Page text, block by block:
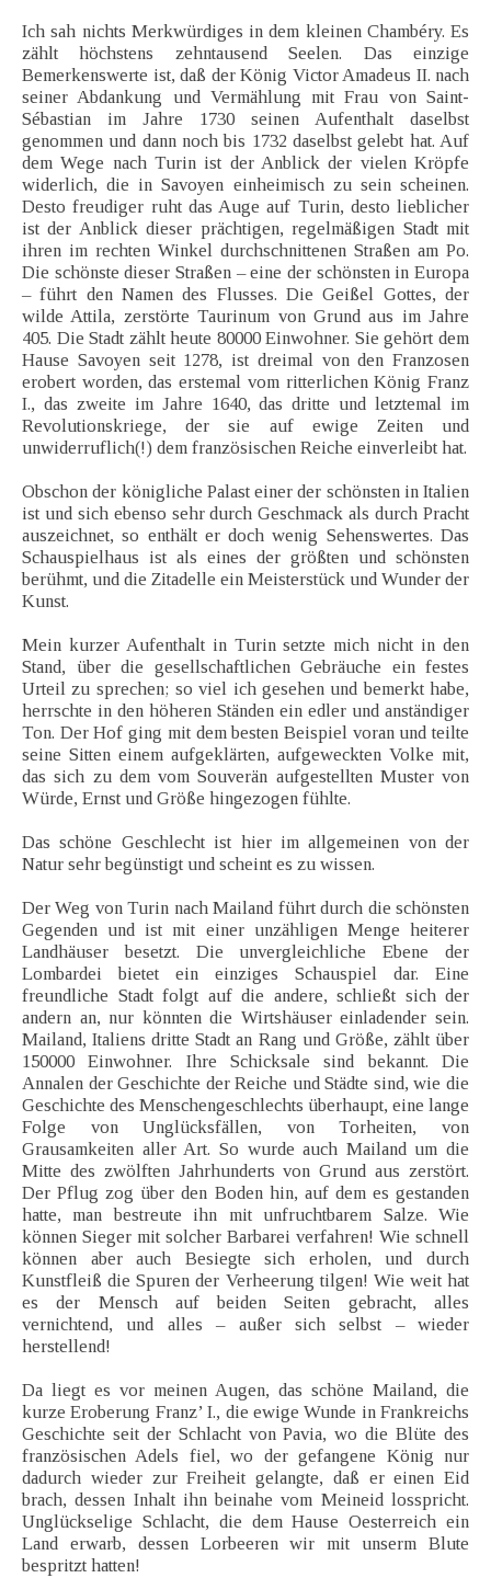
Ich sah nichts Merkwürdiges in dem kleinen Chambéry. Es
zählt höchstens zehntausend Seelen. Das einzige
Bemerkenswerte ist, daß der König Victor Amadeus II. nach
seiner Abdankung und Vermählung mit Frau von Saint-
Sébastian im Jahre 1730 seinen Aufenthalt daselbst
genommen und dann noch bis 1732 daselbst gelebt hat. Auf
dem Wege nach Turin ist der Anblick der vielen Kröpfe
widerlich, die in Savoyen einheimisch zu sein scheinen.
Desto freudiger ruht das Auge auf Turin, desto lieblicher
ist der Anblick dieser prächtigen, regelmäßigen Stadt mit
ihren im rechten Winkel durchschnittenen Straßen am Po.
Die schönste dieser Straßen – eine der schönsten in Europa
– führt den Namen des Flusses. Die Geißel Gottes, der
wilde Attila, zerstörte Taurinum von Grund aus im Jahre
405. Die Stadt zählt heute 80000 Einwohner. Sie gehört dem
Hause Savoyen seit 1278, ist dreimal von den Franzosen
erobert worden, das erstemal vom ritterlichen König Franz
I., das zweite im Jahre 1640, das dritte und letztemal im
Revolutionskriege, der sie auf ewige Zeiten und
unwiderruflich(!) dem französischen Reiche einverleibt hat.
Obschon der königliche Palast einer der schönsten in Italien
ist und sich ebenso sehr durch Geschmack als durch Pracht
auszeichnet, so enthält er doch wenig Sehenswertes. Das
Schauspielhaus ist als eines der größten und schönsten
berühmt, und die Zitadelle ein Meisterstück und Wunder der
Kunst.
Mein kurzer Aufenthalt in Turin setzte mich nicht in den
Stand, über die gesellschaftlichen Gebräuche ein festes
Urteil zu sprechen; so viel ich gesehen und bemerkt habe,
herrschte in den höheren Ständen ein edler und anständiger
Ton. Der Hof ging mit dem besten Beispiel voran und teilte
seine Sitten einem aufgeklärten, aufgeweckten Volke mit,
das sich zu dem vom Souverän aufgestellten Muster von
Würde, Ernst und Größe hingezogen fühlte.
Das schöne Geschlecht ist hier im allgemeinen von der
Natur sehr begünstigt und scheint es zu wissen.
Der Weg von Turin nach Mailand führt durch die schönsten
Gegenden und ist mit einer unzähligen Menge heiterer
Landhäuser besetzt. Die unvergleichliche Ebene der
Lombardei bietet ein einziges Schauspiel dar. Eine
freundliche Stadt folgt auf die andere, schließt sich der
andern an, nur könnten die Wirtshäuser einladender sein.
Mailand, Italiens dritte Stadt an Rang und Größe, zählt über
150000 Einwohner. Ihre Schicksale sind bekannt. Die
Annalen der Geschichte der Reiche und Städte sind, wie die
Geschichte des Menschengeschlechts überhaupt, eine lange
Folge von Unglücksfällen, von Torheiten, von
Grausamkeiten aller Art. So wurde auch Mailand um die
Mitte des zwölften Jahrhunderts von Grund aus zerstört.
Der Pflug zog über den Boden hin, auf dem es gestanden
hatte, man bestreute ihn mit unfruchtbarem Salze. Wie
können Sieger mit solcher Barbarei verfahren! Wie schnell
können aber auch Besiegte sich erholen, und durch
Kunstfleiß die Spuren der Verheerung tilgen! Wie weit hat
es der Mensch auf beiden Seiten gebracht, alles
vernichtend, und alles – außer sich selbst – wieder
herstellend!
Da liegt es vor meinen Augen, das schöne Mailand, die
kurze Eroberung Franz’ I., die ewige Wunde in Frankreichs
Geschichte seit der Schlacht von Pavia, wo die Blüte des
französischen Adels fiel, wo der gefangene König nur
dadurch wieder zur Freiheit gelangte, daß er einen Eid
brach, dessen Inhalt ihn beinahe vom Meineid losspricht.
Unglückselige Schlacht, die dem Hause Oesterreich ein
Land erwarb, dessen Lorbeeren wir mit unserm Blute
bespritzt hatten!